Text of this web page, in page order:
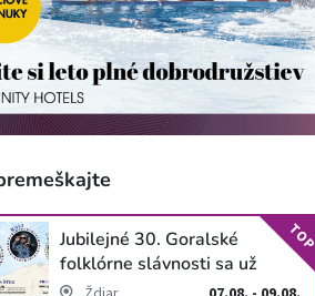
Jubilejné 30. Goralské
folklórne slávnosti sa už
blížia
TOP